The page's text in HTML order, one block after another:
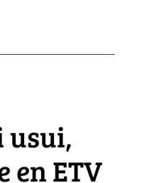
usui,
en ETV